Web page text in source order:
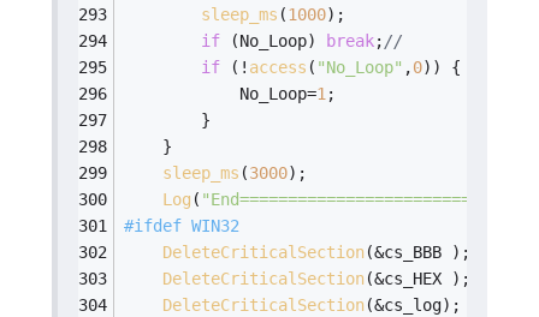
sleep_ms (1000);
if (No_Loop) break;//
if (! access ( "No_Loop" ,0)) {
            No_Loop=
1;
        }
    }
sleep_ms (3000);
Log (
#ifdef WIN32
DeleteCriticalSection(&cs_BBB );
DeleteCriticalSection(&cs_HEX );
DeleteCriticalSection(&cs_log);